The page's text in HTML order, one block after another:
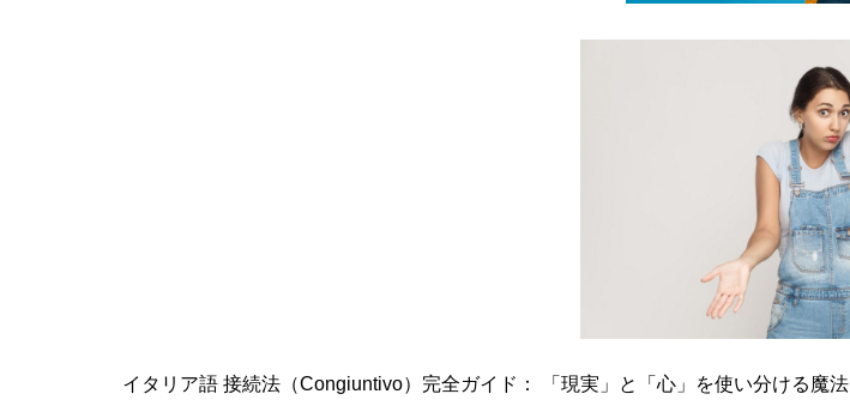
イタリア語 接続法（Congiuntivo）完全ガイド： 「現実」と「心」を使い分ける魔法